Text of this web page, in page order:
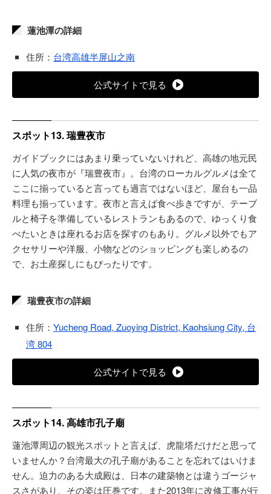
蓮池潭の詳細
住所： 台湾高雄半屏山之南
公式サイトで見る
スポット13. 瑞豊夜市
ガイドブックにはあまり乗っていないけれど、高雄の地元民
に人気の夜市が『瑞豊夜市』。台湾のローカルグルメは全て
ここに揃っていると言っても過言ではないほど、屋台も一品
料理も揃っています。夜市と言えば食べ歩きですが、テーブ
ルと椅子を準備しているレストランもあるので、ゆっくり食
べたいときは座れるお店を探すのもあり。グルメ以外でもア
クセサリーや洋服、小物などのショッピングも楽しめるの
で、お土産探しにもぴったりです。
瑞豊夜市の詳細
住所： Yucheng Road, Zuoying District, Kaohsiung City, 台
湾 804
公式サイトで見る
スポット14. 高雄市孔子廟
蓮池潭周辺の観光スポットと言えば、虎龍塔だけだと思って
いませんか？台湾最大の孔子廟があることを忘れてはいけま
せん。迫力のある大成殿は、日本の建築物とは違うゴージャ
スさがあり、その姿は圧巻です。また2013年に改修工事が行